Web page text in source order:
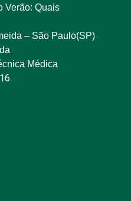
Verão: Quais
– São Paulo(SP)
Médica